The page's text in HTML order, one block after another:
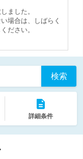
ました。
場合は、しばらく
ださい。
検索
詳細条件